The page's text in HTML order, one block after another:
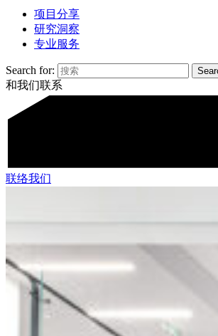
项目分享
研究洞察
专业服务
Search for:
和我们联系
联络我们